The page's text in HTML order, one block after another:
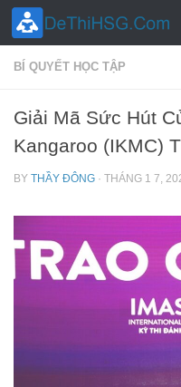
Skip to content
BÍ QUYẾT HỌC TẬP
Giải Mã Sức Hút
Kangaroo (IKMC)
BY THẦY ĐÔNG · THÁNG 1 7,